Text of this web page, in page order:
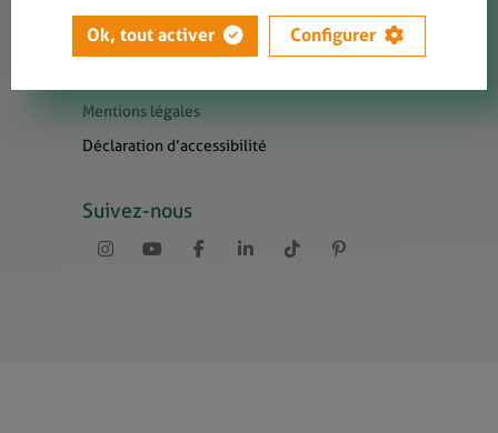
Liens utiles
Mentions légales
Déclaration d’accessibilité
Suivez-nous
Ok, tout activer Configurer